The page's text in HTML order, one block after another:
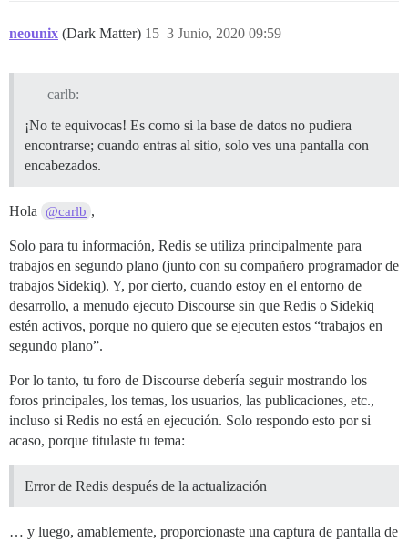
neounix (Dark Matter) 3 Junio, 2020 09:59
15
carlb:
¡No te equivocas! Es como si la base de datos no pudiera
encontrarse; cuando entras al sitio, solo ves una pantalla con
encabezados.
Hola @carlb ,
Solo para tu información, Redis se utiliza principalmente para
trabajos en segundo plano (junto con su compañero programador de
trabajos Sidekiq). Y, por cierto, cuando estoy en el entorno de
desarrollo, a menudo ejecuto Discourse sin que Redis o Sidekiq
estén activos, porque no quiero que se ejecuten estos “trabajos en
segundo plano”.
Por lo tanto, tu foro de Discourse debería seguir mostrando los
foros principales, los temas, los usuarios, las publicaciones, etc.,
incluso si Redis no está en ejecución. Solo respondo esto por si
acaso, porque titulaste tu tema:
Error de Redis después de la actualización
… y luego, amablemente, proporcionaste una captura de pantalla de